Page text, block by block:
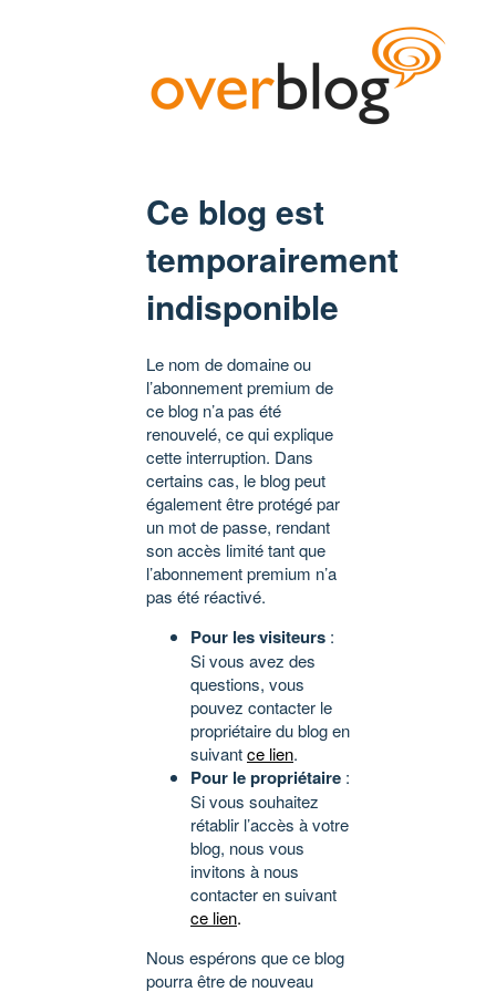
Ce blog est
temporairement
indisponible
Le nom de domaine ou
l’abonnement premium de
ce blog n’a pas été
renouvelé, ce qui explique
cette interruption. Dans
certains cas, le blog peut
également être protégé par
un mot de passe, rendant
son accès limité tant que
l’abonnement premium n’a
pas été réactivé.
Pour les visiteurs :
Si vous avez des
questions, vous
pouvez contacter le
propriétaire du blog en
suivantce lien.
Pour le propriétaire :
Si vous souhaitez
rétablir l’accès à votre
blog, nous vous
invitons à nous
contacter en suivant
ce lien.
Nous espérons que ce blog
pourra être de nouveau